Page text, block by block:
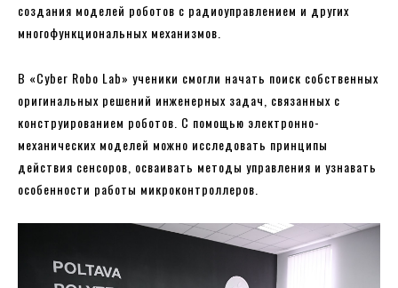
создания моделей роботов с радиоуправлением и других
многофункциональных механизмов.
В «Cyber Robo Lab» ученики смогли начать поиск собственных
оригинальных решений инженерных задач, связанных с
конструированием роботов. С помощью электронно-
механических моделей можно исследовать принципы
действия сенсоров, осваивать методы управления и узнавать
особенности работы микроконтроллеров.